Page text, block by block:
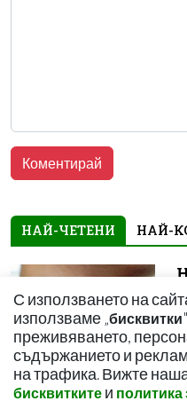
НАЙ-ЧЕТЕНИ НАЙ-
С използването на
използваме „бисквитки
преживяването,
съдържанието и
на трафика. Вижте
бисквитките и политика